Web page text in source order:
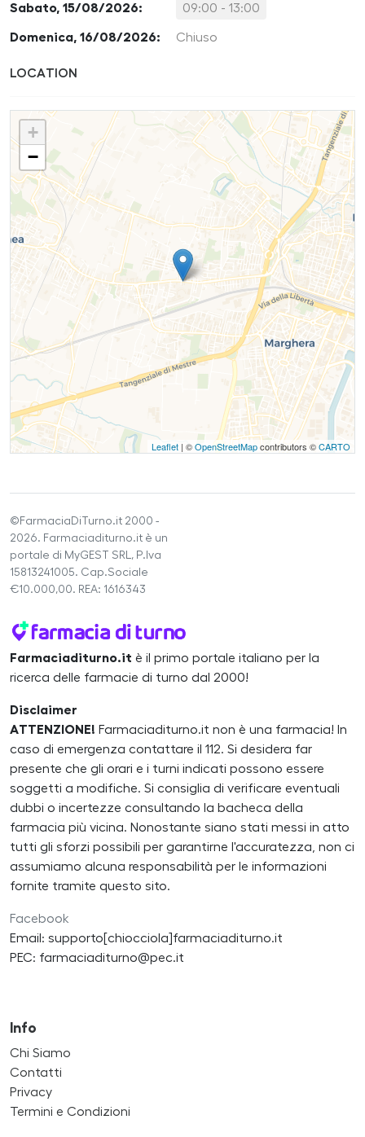
Sabato, 15/08/2026: 09:00 - 13:00
Domenica, 16/08/2026: Chiuso
LOCATION
+
−
Leaflet | ©OpenStreetMapcontributors ©CARTO
©FarmaciaDiTurno.it 2000 -
2026. Farmaciaditurno.it è un
portale di MyGEST SRL, P.Iva
15813241005. Cap.Sociale
€10.000,00. REA: 1616343
Farmaciaditurno.it è il primo portale italiano per la
ricerca delle farmacie di turno dal 2000!
Disclaimer
ATTENZIONE! Farmaciaditurno.it non è una farmacia! In
caso di emergenza contattare il 112. Si desidera far
presente che gli orari e i turni indicati possono essere
soggetti a modifiche. Si consiglia di verificare eventuali
dubbi o incertezze consultando la bacheca della
farmacia più vicina. Nonostante siano stati messi in atto
tutti gli sforzi possibili per garantirne l'accuratezza, non ci
assumiamo alcuna responsabilità per le informazioni
fornite tramite questo sito.
Facebook
Email: supporto[chiocciola]farmaciaditurno.it
PEC: farmaciaditurno@pec.it
Info
Chi Siamo
Contatti
Privacy
Termini e Condizioni